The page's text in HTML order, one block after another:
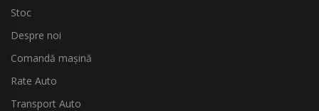
Stoc
Despre noi
Comandă mașină
Rate Auto
Transport Auto